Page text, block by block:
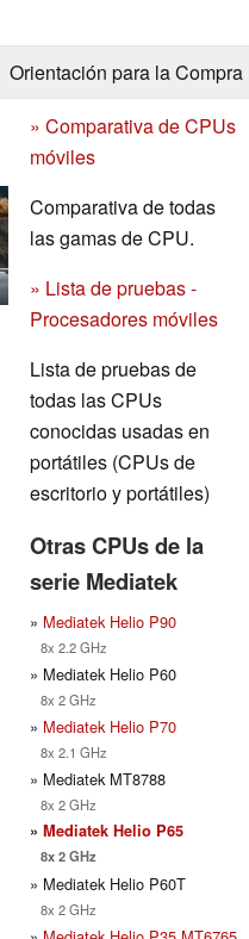
Orientación para la Compra
» Comparativa de CPUs
móviles
Comparativa de todas
las gamas de CPU.
» Lista de pruebas -
Procesadores móviles
Lista de pruebas de
todas las CPUs
conocidas usadas en
portátiles (CPUs de
escritorio y portátiles)
Otras CPUs de la
serie Mediatek
» Mediatek Helio P90
8x 2.2 GHz
» Mediatek Helio P60
8x 2 GHz
» Mediatek Helio P70
8x 2.1 GHz
» Mediatek MT8788
8x 2 GHz
» Mediatek Helio P65
8x 2 GHz
» Mediatek Helio P60T
8x 2 GHz